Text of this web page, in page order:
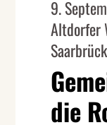
9.
Altdorfer
die